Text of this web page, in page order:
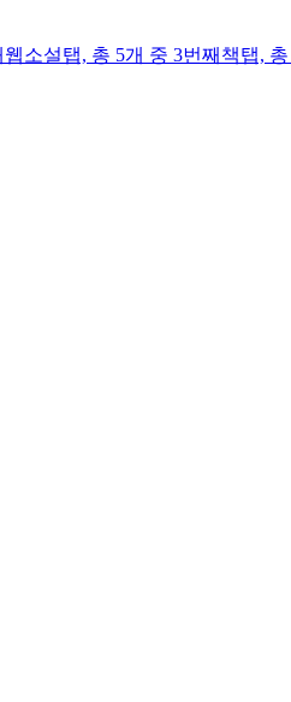
웹소설탭, 총 5개 중 3번째 책탭,